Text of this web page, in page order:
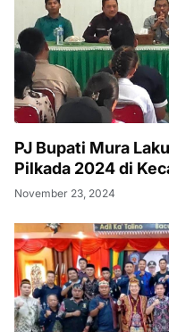
PJ Bupati Mura
Pilkada 2024 di
November 23, 2024